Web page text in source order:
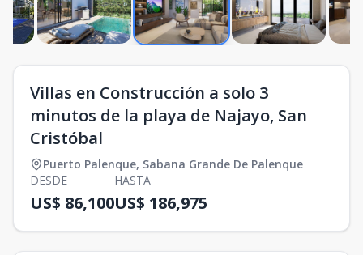
Villas en Construcción a solo 3
minutos de la playa de Najayo, San
Cristóbal
Puerto Palenque, Sabana Grande De Palenque
DESDE
US$ 86,100
HASTA
US$ 186,975